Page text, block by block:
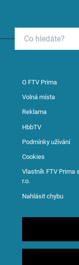
O FTV Prima
Volná místa
Reklama
HbbTV
Podmínky užívání
Cookies
Vlastník FTV Prima
r.o.
Nahlásit chybu